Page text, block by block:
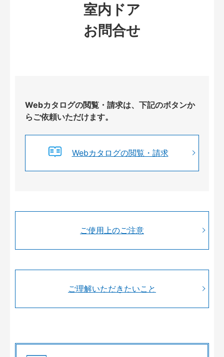
室内ドア
お問合せ
Webカタログの閲覧・請求は、下記のボタンか
らご依頼いただけます。
Webカタログの閲覧・請求
ご使用上のご注意
ご理解いただきたいこと